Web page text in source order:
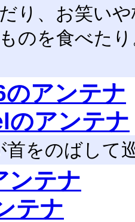
り、お笑い
のを食べた
アンテナ
のアンテナ
首をのばして
ンテナ
テナ